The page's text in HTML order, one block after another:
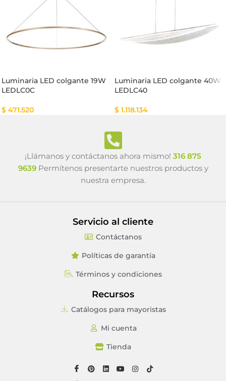
Luminaria LED colgante 19W
LEDLC0C
$ 471.520
Luminaria LED colgante 40W
LEDLC40
$ 1.118.134
¡Llámanos y contáctanos ahora mismo! 316 875
9639Permítenos presentarte nuestros productos y
nuestra empresa.
Servicio al cliente
Contáctanos
Políticas de garantía
Términos y condiciones
Recursos
Catálogos para mayoristas
Mi cuenta
Tienda